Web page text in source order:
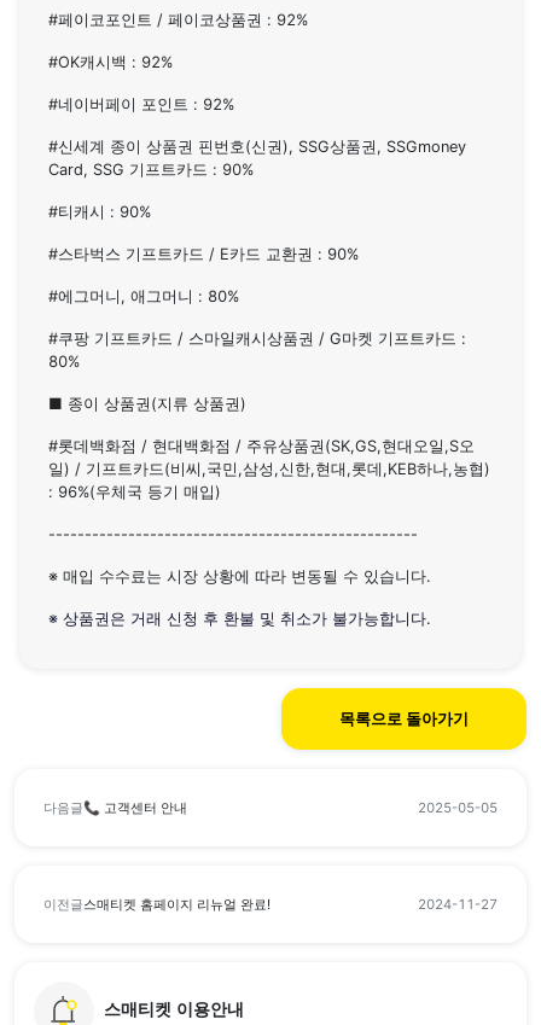
#페이코포인트 / 페이코상품권 : 92%
#OK캐시백 : 92%
#네이버페이 포인트 : 92%
#신세계 종이 상품권 핀번호(신권), SSG상품권, SSGmoney
Card, SSG 기프트카드 : 90%
#티캐시 : 90%
#스타벅스 기프트카드 / E카드 교환권 : 90%
#에그머니, 애그머니 : 80%
#쿠팡 기프트카드 / 스마일캐시상품권 / G마켓 기프트카드 :
80%
■ 종이 상품권(지류 상품권)
#롯데백화점 / 현대백화점 / 주유상품권(SK,GS,현대오일,S오
일) / 기프트카드(비씨,국민,삼성,신한,현대,롯데,KEB하나,농협)
: 96%(우체국 등기 매입)
---------------------------------------------------
※ 매입 수수료는 시장 상황에 따라 변동될 수 있습니다.
※ 상품권은 거래 신청 후 환불 및 취소가 불가능합니다.
목록으로 돌아가기
다음글📞 고객센터 안내 2025-05-05
이전글스매티켓 홈페이지 리뉴얼 완료! 2024-11-27
스매티켓 이용안내